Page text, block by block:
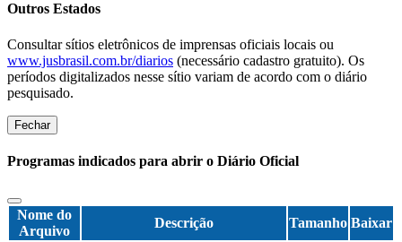
Outros Estados
Consultar sítios eletrônicos de imprensas oficiais locais ou
www.jusbrasil.com.br/diarios (necessário cadastro gratuito). Os
períodos digitalizados nesse sítio variam de acordo com o diário
pesquisado.
Fechar
Programas indicados para abrir o Diário Oficial
Nome do
Arquivo
Descrição Tamanho Baixar